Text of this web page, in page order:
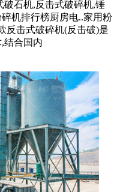
破石机,反击式破碎机,锤
机排行榜厨房电..家用粉
反击式破碎机(反击破)是
结合国内